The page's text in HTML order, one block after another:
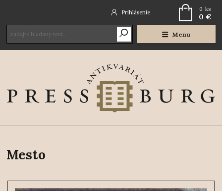
Menu
Prihlásenie 0 ks
0 €
Mesto